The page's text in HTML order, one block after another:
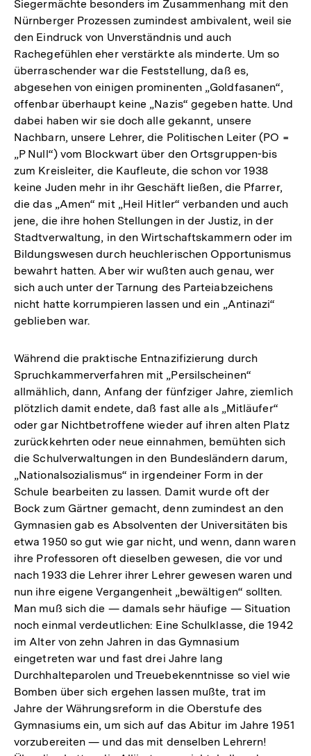
Siegermächte besonders im Zusammenhang mit den
Nürnberger Prozessen zumindest ambivalent, weil sie
den Eindruck von Unverständnis und auch
Rachegefühlen eher verstärkte als minderte. Um so
überraschender war die Feststellung, daß es,
abgesehen von einigen prominenten „Goldfasanen“,
offenbar überhaupt keine „Nazis“ gegeben hatte. Und
dabei haben wir sie doch alle gekannt, unsere
Nachbarn, unsere Lehrer, die Politischen Leiter (PO =
„P Null“) vom Blockwart über den Ortsgruppen-bis
zum Kreisleiter, die Kaufleute, die schon vor 1938
keine Juden mehr in ihr Geschäft ließen, die Pfarrer,
die das „Amen“ mit „Heil Hitler“ verbanden und auch
jene, die ihre hohen Stellungen in der Justiz, in der
Stadtverwaltung, in den Wirtschaftskammern oder im
Bildungswesen durch heuchlerischen Opportunismus
bewahrt hatten. Aber wir wußten auch genau, wer
sich auch unter der Tarnung des Parteiabzeichens
nicht hatte korrumpieren lassen und ein „Antinazi“
geblieben war.
Während die praktische Entnazifizierung durch
Spruchkammerverfahren mit „Persilscheinen“
allmählich, dann, Anfang der fünfziger Jahre, ziemlich
plötzlich damit endete, daß fast alle als „Mitläufer“
oder gar Nichtbetroffene wieder auf ihren alten Platz
zurückkehrten oder neue einnahmen, bemühten sich
die Schulverwaltungen in den Bundesländern darum,
„Nationalsozialismus“ in irgendeiner Form in der
Schule bearbeiten zu lassen. Damit wurde oft der
Bock zum Gärtner gemacht, denn zumindest an den
Gymnasien gab es Absolventen der Universitäten bis
etwa 1950 so gut wie gar nicht, und wenn, dann waren
ihre Professoren oft dieselben gewesen, die vor und
nach 1933 die Lehrer ihrer Lehrer gewesen waren und
nun ihre eigene Vergangenheit „bewältigen“ sollten.
Man muß sich die — damals sehr häufige — Situation
noch einmal verdeutlichen: Eine Schulklasse, die 1942
im Alter von zehn Jahren in das Gymnasium
eingetreten war und fast drei Jahre lang
Durchhalteparolen und Treuebekenntnisse so viel wie
Bomben über sich ergehen lassen mußte, trat im
Jahre der Währungsreform in die Oberstufe des
Gymnasiums ein, um sich auf das Abitur im Jahre 1951
vorzubereiten — und das mit denselben Lehrern!